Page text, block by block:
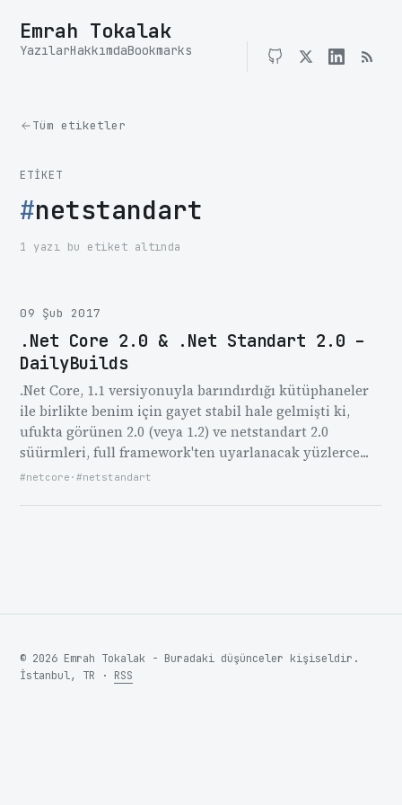
Emrah Tokalak
YazılarHakkımdaBookmarks
Tüm etiketler
ETIKET
#netstandart
1 yazı bu etiket altında
09 Şub 2017
.Net Core 2.0 & .Net Standart 2.0 –
DailyBuilds
.Net Core, 1.1 versiyonuyla barındırdığı kütüphaneler
ile birlikte benim için gayet stabil hale gelmişti ki,
ufukta görünen 2.0 (veya 1.2) ve netstandart 2.0
süürmleri, full framework'ten uyarlanacak yüzlerce...
#netcore ·#netstandart
© 2026 Emrah Tokalak - Buradaki düşünceler kişiseldir.
İstanbul, TR · RSS